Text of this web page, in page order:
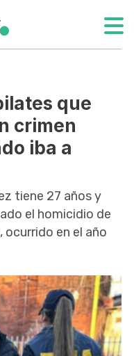
que
crimen
iba a
tiene 27 años y
el homicidio de
ocurrido en el año